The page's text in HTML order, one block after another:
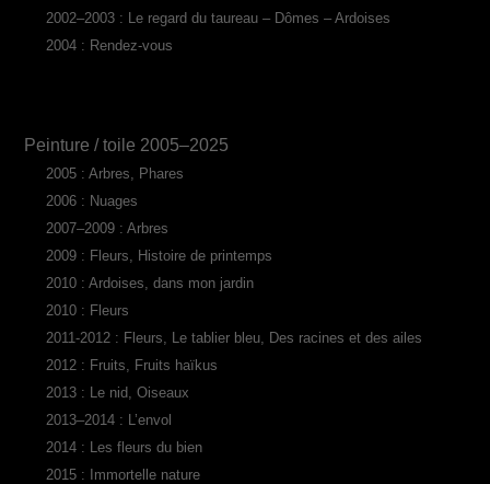
2002–2003 : Le regard du taureau – Dômes – Ardoises
2004 : Rendez-vous
Peinture / toile 2005–2025
2005 : Arbres, Phares
2006 : Nuages
2007–2009 : Arbres
2009 : Fleurs, Histoire de printemps
2010 : Ardoises, dans mon jardin
2010 : Fleurs
2011-2012 : Fleurs, Le tablier bleu, Des racines et des ailes
2012 : Fruits, Fruits haïkus
2013 : Le nid, Oiseaux
2013–2014 : L’envol
2014 : Les fleurs du bien
2015 : Immortelle nature